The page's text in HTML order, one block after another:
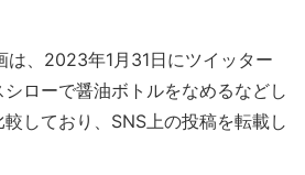
、2023年1月31日にツイッター
ローで醤油ボトルをなめるなどし
しており、SNS上の投稿を転載し